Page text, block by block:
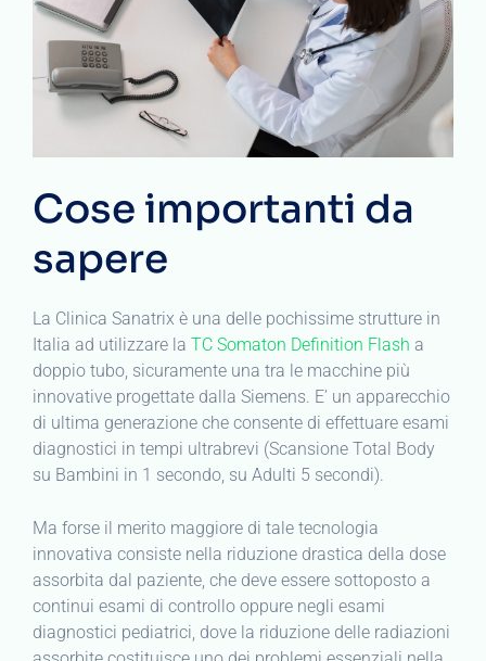
Cose importanti da
sapere
La Clinica Sanatrix è una delle pochissime strutture in
Italia ad utilizzare la TC Somaton Definition Flash a
doppio tubo, sicuramente una tra le macchine più
innovative progettate dalla Siemens. E’ un apparecchio
di ultima generazione che consente di effettuare esami
diagnostici in tempi ultrabrevi (Scansione Total Body
su Bambini in 1 secondo, su Adulti 5 secondi).
Ma forse il merito maggiore di tale tecnologia
innovativa consiste nella riduzione drastica della dose
assorbita dal paziente, che deve essere sottoposto a
continui esami di controllo oppure negli esami
diagnostici pediatrici, dove la riduzione delle radiazioni